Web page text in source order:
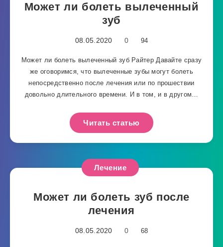
Может ли болеть вылеченный
зуб
08.05.2020 0 94
Может ли болеть вылеченный зуб Райтер Давайте сразу
же оговоримся, что вылеченные зубы могут болеть
непосредственно после лечения или по прошествии
довольно длительного времени. И в том, и в другом…
Читать статью
Лечение
Может ли болеть зуб после
лечения
08.05.2020 0 68